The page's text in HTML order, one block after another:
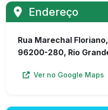
Endereço
Rua Marechal
96200-280, Rio
Ver no Google Maps